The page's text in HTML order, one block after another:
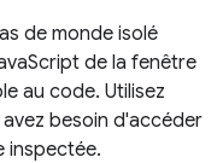
de monde isolé
de la fenêtre
au code. Utilisez
besoin d'accéder
inspectée.